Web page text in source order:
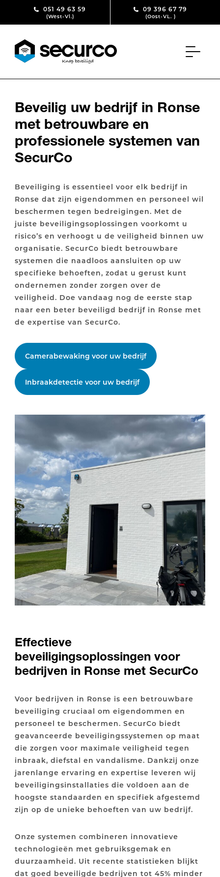
Skip to content051 49 63 59
(West-Vl.)
09 396 67 79
(Oost-VL. )
Beveilig uw bedrijf in Ronse
met betrouwbare en
professionele systemen van
SecurCo
Beveiliging is essentieel voor elk bedrijf in
Ronse dat zijn eigendommen en personeel wil
beschermen tegen bedreigingen. Met de
juiste beveiligingsoplossingen voorkomt u
risico’s en verhoogt u de veiligheid binnen uw
organisatie. SecurCo biedt betrouwbare
systemen die naadloos aansluiten op uw
specifieke behoeften, zodat u gerust kunt
ondernemen zonder zorgen over de
veiligheid. Doe vandaag nog de eerste stap
naar een beter beveiligd bedrijf in Ronse met
de expertise van SecurCo.
Camerabewaking voor uw bedrijf
Inbraakdetectie voor uw bedrijf
Effectieve
beveiligingsoplossingen voor
bedrijven in Ronse met SecurCo
Voor bedrijven in Ronse is een betrouwbare
beveiliging cruciaal om eigendommen en
personeel te beschermen. SecurCo biedt
geavanceerde beveiligingssystemen op maat
die zorgen voor maximale veiligheid tegen
inbraak, diefstal en vandalisme. Dankzij onze
jarenlange ervaring en expertise leveren wij
beveiligingsinstallaties die voldoen aan de
hoogste standaarden en specifiek afgestemd
zijn op de unieke behoeften van uw bedrijf.
Onze systemen combineren innovatieve
technologieën met gebruiksgemak en
duurzaamheid. Uit recente statistieken blijkt
dat goed beveiligde bedrijven tot 45% minder